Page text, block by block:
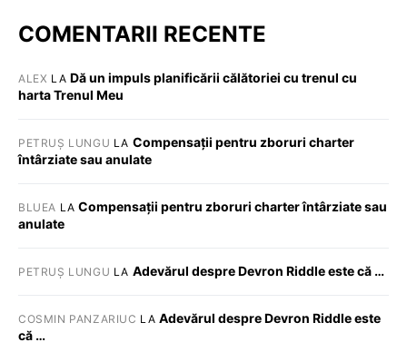
COMENTARII RECENTE
ALEX LA Dă un impuls planificării călătoriei cu trenul cu
harta Trenul Meu
PETRUȘ LUNGU LA Compensații pentru zboruri charter
întârziate sau anulate
BLUEA LACompensații pentru zboruri charter întârziate sau
anulate
PETRUȘ LUNGU LA Adevărul despre Devron Riddle este că …
COSMIN PANZARIUC LA Adevărul despre Devron Riddle este
că …